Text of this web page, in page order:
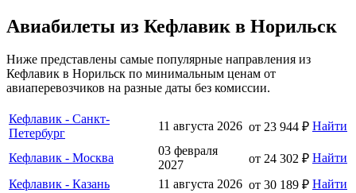
Авиабилеты из Кефлавик в Норильск
Ниже представлены самые популярные направления из
Кефлавик в Норильск по минимальным ценам от
авиаперевозчиков на разные даты без комиссии.
Кефлавик - Санкт-
Петербург
11 августа 2026 от 23 944 ₽ Найти
Кефлавик - Москва
03 февраля
2027
от 24 302 ₽ Найти
Кефлавик - Казань
11 августа 2026 от 30 189 ₽ Найти